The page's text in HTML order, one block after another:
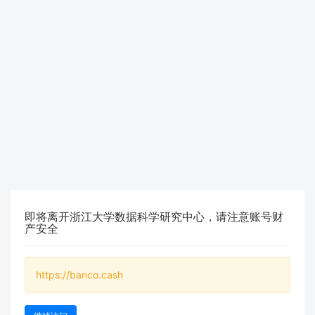
即将离开浙江大学数据科学研究中心，请注意账号财
产安全
https://banco.cash